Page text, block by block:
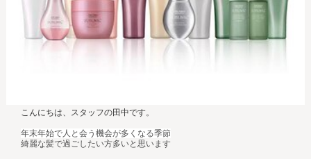
こんにちは、スタッフの田中です。
年末年始で人と会う機会が多くなる季節
綺麗な髪で過ごしたい方多いと思います